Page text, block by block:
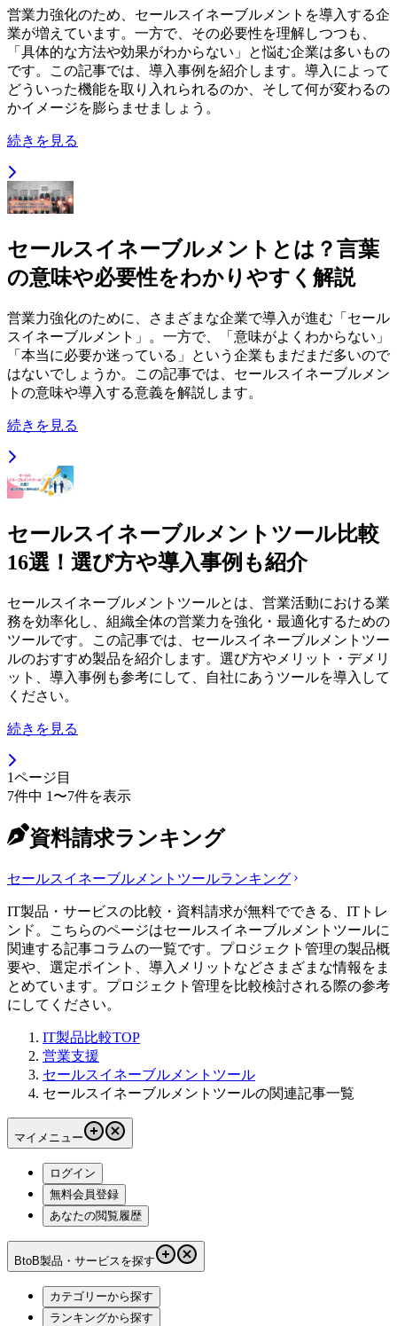
営業力強化のため、セールスイネーブルメントを導入する企
業が増えています。一方で、その必要性を理解しつつも、
「具体的な方法や効果がわからない」と悩む企業は多いもの
です。この記事では、導入事例を紹介します。導入によって
どういった機能を取り入れられるのか、そして何が変わるの
かイメージを膨らませましょう。
続きを見る
セールスイネーブルメントとは？言葉
の意味や必要性をわかりやすく解説
営業力強化のために、さまざまな企業で導入が進む「セール
スイネーブルメント」。一方で、「意味がよくわからない」
「本当に必要か迷っている」という企業もまだまだ多いので
はないでしょうか。この記事では、セールスイネーブルメン
トの意味や導入する意義を解説します。
続きを見る
セールスイネーブルメントツール比較
16選！選び方や導入事例も紹介
セールスイネーブルメントツールとは、営業活動における業
務を効率化し、組織全体の営業力を強化・最適化するための
ツールです。この記事では、セールスイネーブルメントツー
ルのおすすめ製品を紹介します。選び方やメリット・デメリ
ット、導入事例も参考にして、自社にあうツールを導入して
ください。
続きを見る
1ページ目
7件中 1 〜7件を表示
資料請求ランキング
セールスイネーブルメントツールランキング
IT製品・サービスの比較・資料請求が無料でできる、ITトレ
ンド。こちらのページはセールスイネーブルメントツールに
関連する記事コラムの一覧です。プロジェクト管理の製品概
要や、選定ポイント、導入メリットなどさまざまな情報をま
とめています。プロジェクト管理を比較検討される際の参考
にしてください。
IT製品比較TOP
営業支援
セールスイネーブルメントツール
セールスイネーブルメントツールの関連記事一覧
マイメニュー
ログイン
無料会員登録
あなたの閲覧履歴
BtoB製品・サービスを探す
カテゴリーから探す
ランキングから探す